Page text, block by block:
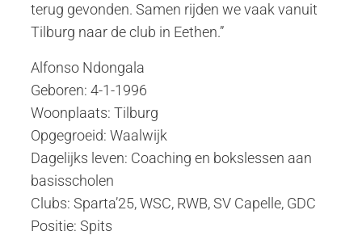
terug gevonden. Samen rijden we vaak vanuit
Tilburg naar de club in Eethen.”
Alfonso Ndongala
Geboren: 4-1-1996
Woonplaats: Tilburg
Opgegroeid: Waalwijk
Dagelijks leven: Coaching en bokslessen aan
basisscholen
Clubs: Sparta’25, WSC, RWB, SV Capelle, GDC
Positie: Spits